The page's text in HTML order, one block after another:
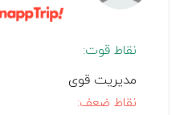
نقاط قوت:
مدیریت قوی
نقاط ضعف: